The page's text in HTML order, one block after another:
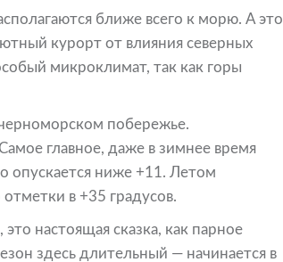
ближе всего к морю. А это
курорт от влияния северных
микроклимат, так как горы
побережье.
главное, даже в зимнее время
опускается ниже +11. Летом
в +35 градусов.
настоящая сказка, как парное
здесь длительный — начинается в